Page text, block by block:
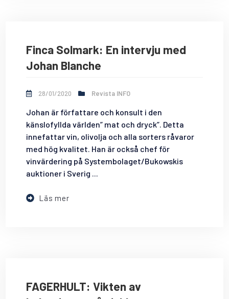
Finca Solmark: En intervju med
Johan Blanche
28/01/2020 Revista INFO
Johan är författare och konsult i den
känslofyllda världen” mat och dryck”. Detta
innefattar vin, olivolja och alla sorters råvaror
med hög kvalitet. Han är också chef för
vinvärdering på Systembolaget/Bukowskis
auktioner i Sverig ...
Läs mer
FAGERHULT: Vikten av